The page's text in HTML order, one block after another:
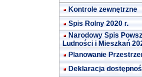
Kontrole zewnętrzne
Spis Rolny 2020 r.
Narodowy Spis
Ludności i Mieszkań
Planowanie
Deklaracja